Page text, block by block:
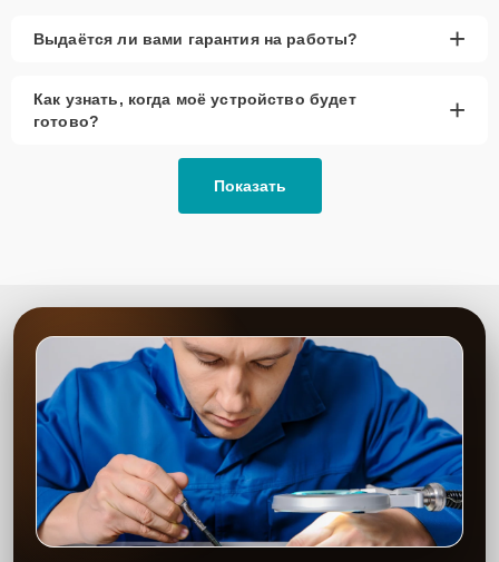
Выдаётся ли вами гарантия на работы? +
Как узнать, когда моё устройство будет
готово?
+
Показать